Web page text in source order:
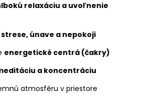
relaxáciu a uvoľnenie
strese, únave a nepokoji
energetické centrá (čakry)
a koncentráciu
atmosféru v priestore